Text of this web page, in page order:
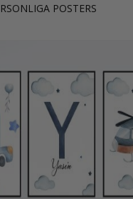
POSTERS
/ Set om 3